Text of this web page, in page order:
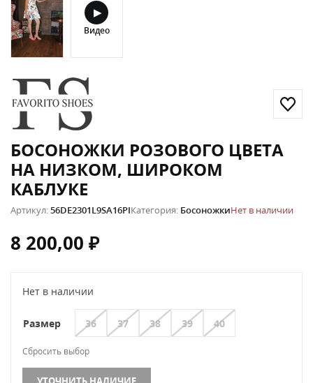
▶
Видео
БОСОНОЖКИ РОЗОВОГО ЦВЕТА
НА НИЗКОМ, ШИРОКОМ
КАБЛУКЕ
Артикул:56DE2301L9SA16PIКатегория: БосоножкиНет в наличии
8 200,00 ₽
Нет в наличии
Размер 36 37 38 39 40
Сбросить выбор